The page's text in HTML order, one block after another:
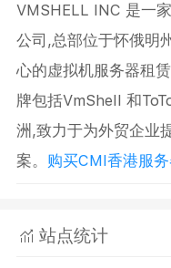
VMSHELL INC 是一
公司,总部位于怀俄明
心的虚拟机服务器租
牌包括VmShell 和
洲,致力于为外贸企业
案。 购买CMI香港服
站点统计